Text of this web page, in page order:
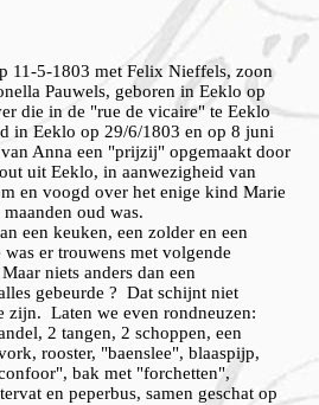
11-5-1803 met Felix Nieffels, zoon
Pauwels, geboren in Eeklo op
die in de "rue de vicaire" te Eeklo
in Eeklo op 29/6/1803 en op 8 juni
Anna een "prijzij" opgemaakt door
uit Eeklo, in aanwezigheid van
en voogd over het enige kind Marie
oud was.
een keuken, een zolder en een
er trouwens met volgende
niets anders dan een
gebeurde ? Dat schijnt niet
zijn. Laten we even rondneuzen:
2 tangen, 2 schoppen, een
rooster, "baenslee", blaaspijp,
bak met "forchetten",
en peperbus, samen geschat op